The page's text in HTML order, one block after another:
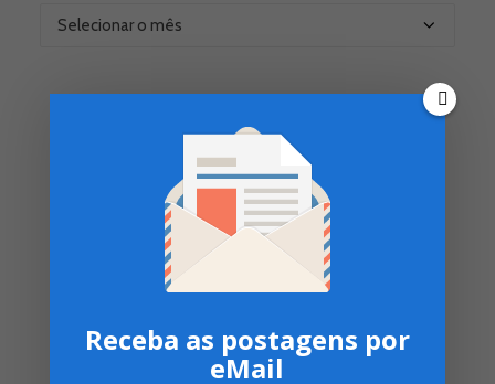
Arquivo
Receba as postagens por
eMail